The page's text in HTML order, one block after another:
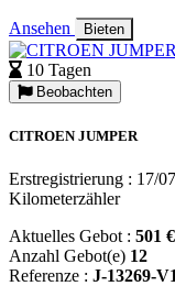
Ansehen Bieten
10 Tagen
Beobachten
CITROEN JUMPER
Erstregistrierung : 17/
Kilometerzähler
Aktuelles Gebot : 501
Anzahl Gebot(e) 12
Referenze : J-13269-V1